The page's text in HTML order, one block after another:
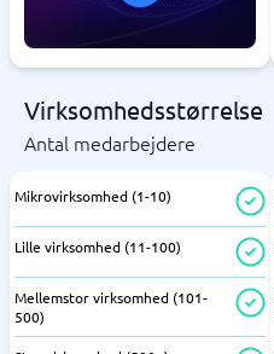
Virksomhedsstørrelse
Antal medarbejdere
Mikrovirksomhed (1-10)
Lille virksomhed (11-100)
Mellemstor virksomhed (101-
500)